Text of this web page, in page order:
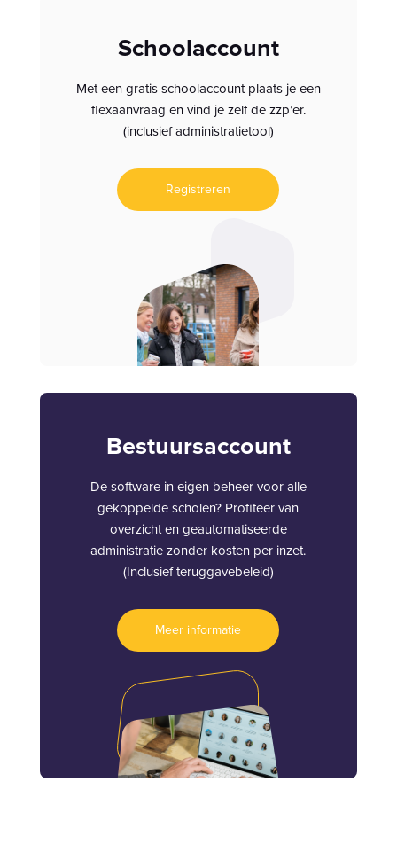
Schoolaccount
Met een gratis schoolaccount plaats je een
flexaanvraag en vind je zelf de zzp’er.
(inclusief administratietool)
Registreren
Bestuursaccount
De software in eigen beheer voor alle
gekoppelde scholen? Profiteer van
overzicht en geautomatiseerde
administratie zonder kosten per inzet.
(Inclusief teruggavebeleid)
Meer informatie